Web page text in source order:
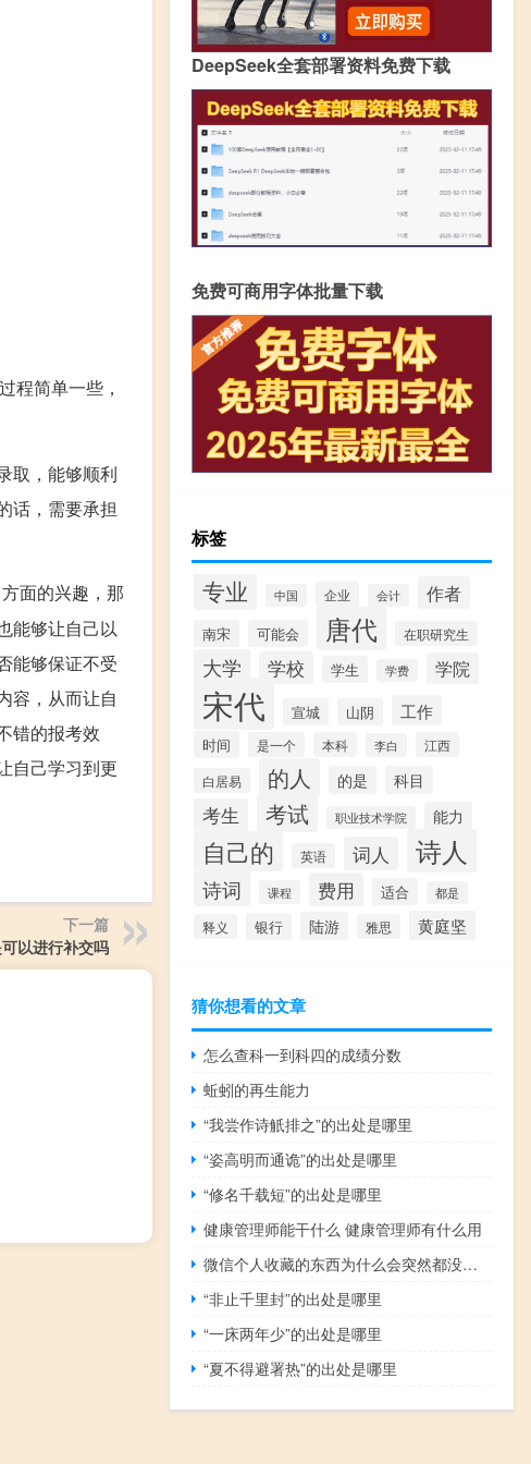
程简单一些，
取，能够顺利
话，需要承担
面的兴趣，那
能够让自己以
能够保证不受
容，从而让自
错的报考效
自己学习到更
下一篇
以进行补交吗
DeepSeek全套部署资料免费下载
免费可商用字体批量下载
标签
专业 中国 企业 会计 作者
南宋 可能会 唐代 在职研究生
大学 学校 学生 学费 学院
宋代 宣城 山阴 工作
时间 是一个 本科 李白
江西
白居易
的人 的是 科目
考生 考试 职业技术学院 能力
自己的 英语 词人 诗人
诗词 课程 费用 适合 都是
释义 银行 陆游 雅思 黄庭坚
猜你想看的文章
怎么查科一到科四的成绩分数
蚯蚓的再生能力
“我尝作诗觗排之”的出处是哪里
“姿高明而通诡”的出处是哪里
“修名千载短”的出处是哪里
健康管理师能干什么 健康管理师有什么用
微信个人收藏的东西为什么会突然都没有了
“非止千里封”的出处是哪里
“一床两年少”的出处是哪里
“夏不得避署热”的出处是哪里